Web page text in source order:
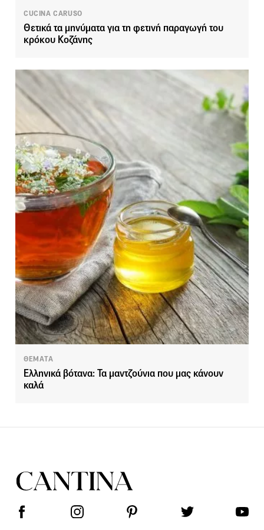
CUCINA CARUSO
Θετικά τα μηνύματα για τη φετινή παραγωγή του
κρόκου Κοζάνης
ΘΕΜΑΤΑ
Ελληνικά βότανα: Τα μαντζούνια που μας κάνουν
καλά